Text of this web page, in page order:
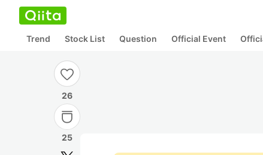
Trend Stock List Question Official Event
26
25